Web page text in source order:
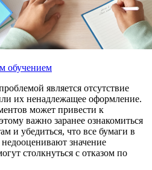
обучением
является отсутствие
их ненадлежащее оформление.
может привести к
важно заранее ознакомиться
и убедиться, что все бумаги в
значение
столкнуться с отказом по